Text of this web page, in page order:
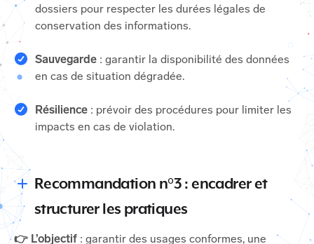
dossiers pour respecter les durées légales de
conservation des informations.
Sauvegarde : garantir la disponibilité des données
en cas de situation dégradée.
Résilience : prévoir des procédures pour limiter les
impacts en cas de violation.
Recommandation n°3 : encadrer et
structurer les pratiques
👉 L’objectif : garantir des usages conformes, une